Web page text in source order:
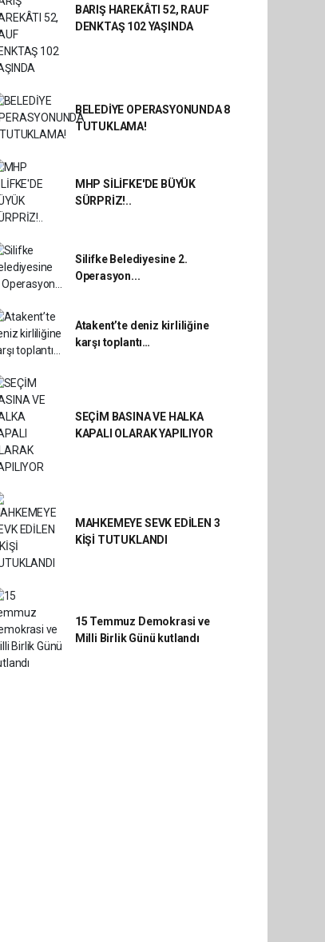
BARIŞ HAREKÂTI 52, RAUF
DENKTAŞ 102 YAŞINDA
BELEDİYE OPERASYONUNDA 8
TUTUKLAMA!
MHP SİLİFKE'DE BÜYÜK
SÜRPRİZ!..
Silifke Belediyesine 2.
Operasyon...
Atakent’te deniz kirliliğine
karşı toplantı…
SEÇİM BASINA VE HALKA
KAPALI OLARAK YAPILIYOR
MAHKEMEYE SEVK EDİLEN 3
KİŞİ TUTUKLANDI
15 Temmuz Demokrasi ve
Milli Birlik Günü kutlandı